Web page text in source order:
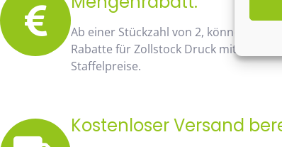
Ab einer Stückzahl von 2, können Sie
Rabatte für Zollstock Druck mit Namen
Staffelpreise.
Kostenloser Versand